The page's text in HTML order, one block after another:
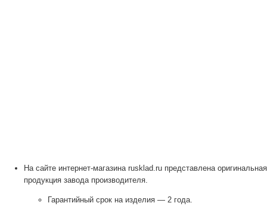
На сайте интернет-магазина rusklad.ru представлена оригинальная
продукция завода производителя.
Гарантийный срок на изделия — 2 года.